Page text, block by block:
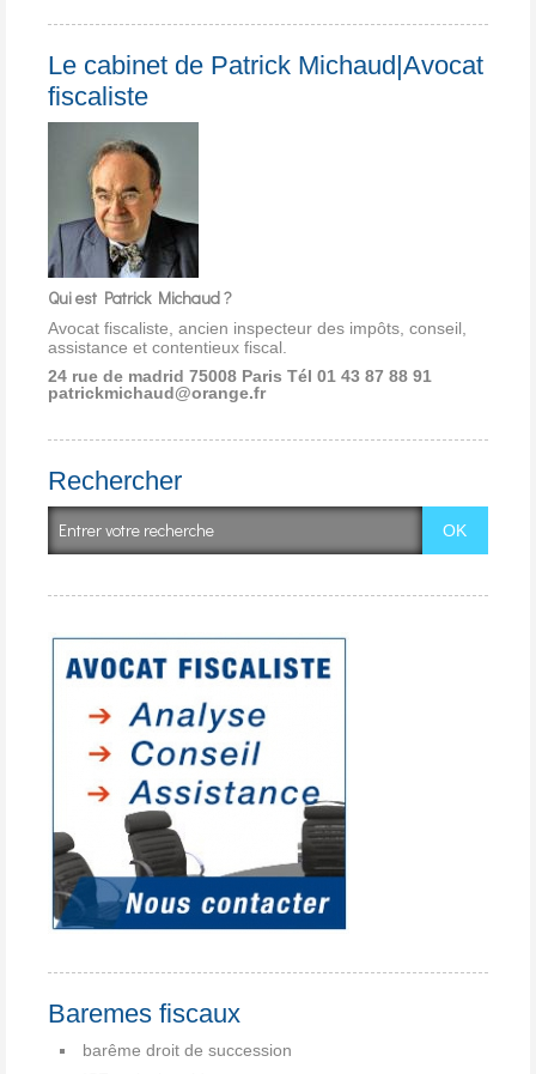
Le cabinet de Patrick Michaud|Avocat
fiscaliste
Qui est Patrick Michaud ?
Avocat fiscaliste, ancien inspecteur des impôts, conseil,
assistance et contentieux fiscal.
24 rue de madrid 75008 Paris Tél 01 43 87 88 91
patrickmichaud@orange.fr
Rechercher
Baremes fiscaux
barême droit de succession